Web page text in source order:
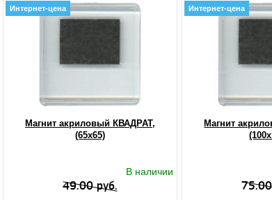
Магнит акриловый КВАДРАТ,
(65х65)
В наличии
Интернет-цена
49.00 руб.
Магнит
Интернет-цена